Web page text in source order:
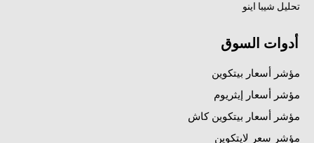
تحليل شيبا اينو
أدوات السوق
مؤشر أسعار بيتكوين
مؤشر أسعار إيثريوم
مؤشر أسعار بيتكوين كاش
مؤشر سعر لايتكوين